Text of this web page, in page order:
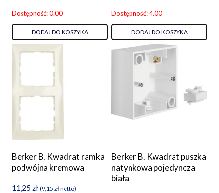
Dostępność: 0.00
DODAJ DO KOSZYKA
Dostępność: 4.00
DODAJ DO KOSZYKA
Berker B. Kwadrat ramka
podwójna kremowa
11,25 zł (9,15 złnetto)
Berker B. Kwadrat puszka
natynkowa pojedyncza
biała